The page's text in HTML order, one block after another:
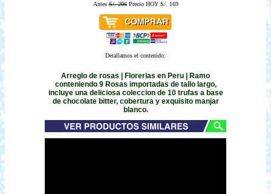
AntesS/. 206Precio HOY S/. 169
Detallamos el contenido:
Arreglo de rosas | Florerias en Peru | Ramo
conteniendo 9 Rosas importadas de tallo largo,
incluye una deliciosa coleccion de 10 trufas a base
de chocolate bitter, cobertura y exquisito manjar
blanco.